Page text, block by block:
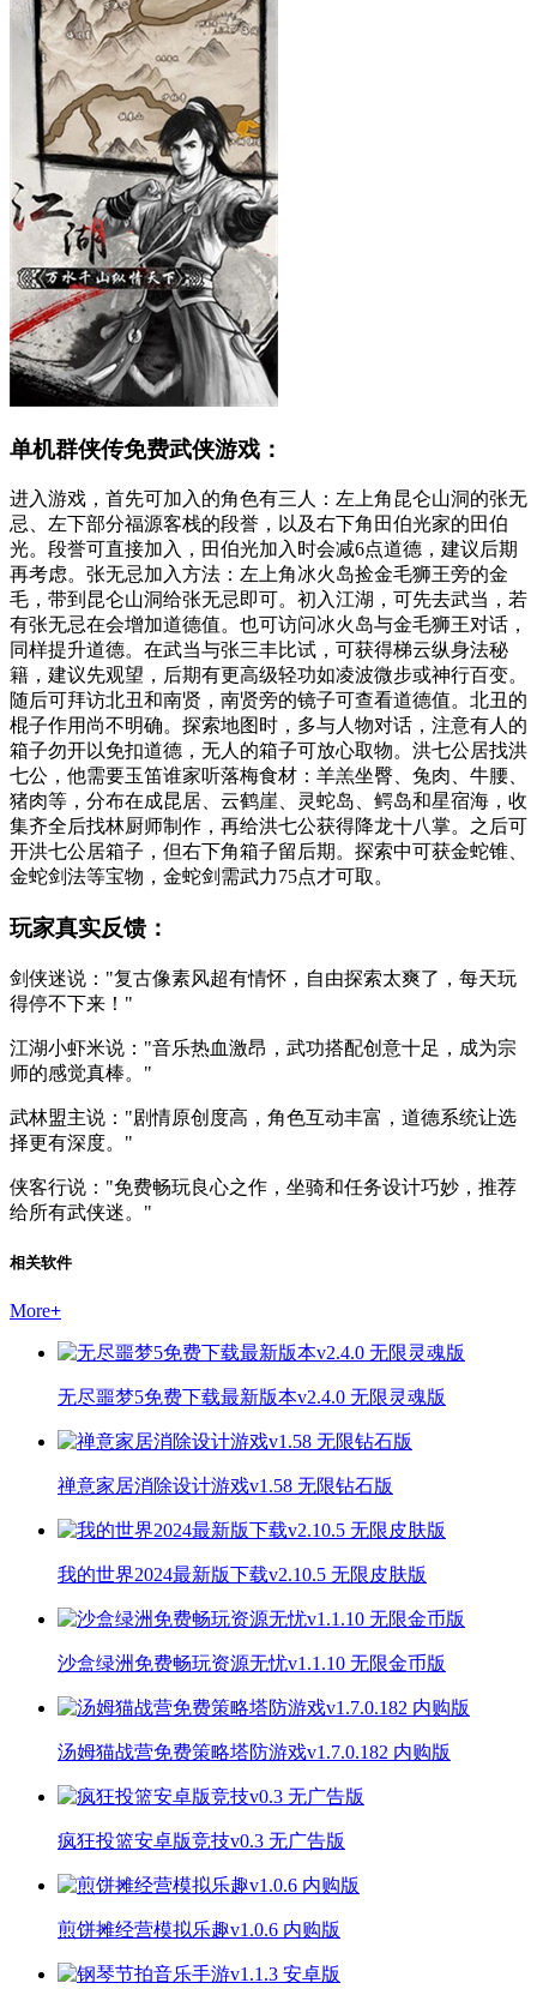
单机群侠传免费武侠游戏：
进入游戏，首先可加入的角色有三人：左上角昆仑山洞的张无
忌、左下部分福源客栈的段誉，以及右下角田伯光家的田伯
光。段誉可直接加入，田伯光加入时会减6点道德，建议后期
再考虑。张无忌加入方法：左上角冰火岛捡金毛狮王旁的金
毛，带到昆仑山洞给张无忌即可。初入江湖，可先去武当，若
有张无忌在会增加道德值。也可访问冰火岛与金毛狮王对话，
同样提升道德。在武当与张三丰比试，可获得梯云纵身法秘
籍，建议先观望，后期有更高级轻功如凌波微步或神行百变。
随后可拜访北丑和南贤，南贤旁的镜子可查看道德值。北丑的
棍子作用尚不明确。探索地图时，多与人物对话，注意有人的
箱子勿开以免扣道德，无人的箱子可放心取物。洪七公居找洪
七公，他需要玉笛谁家听落梅食材：羊羔坐臀、兔肉、牛腰、
猪肉等，分布在成昆居、云鹤崖、灵蛇岛、鳄岛和星宿海，收
集齐全后找林厨师制作，再给洪七公获得降龙十八掌。之后可
开洪七公居箱子，但右下角箱子留后期。探索中可获金蛇锥、
金蛇剑法等宝物，金蛇剑需武力75点才可取。
玩家真实反馈：
剑侠迷说："复古像素风超有情怀，自由探索太爽了，每天玩
得停不下来！"
江湖小虾米说："音乐热血激昂，武功搭配创意十足，成为宗
师的感觉真棒。"
武林盟主说："剧情原创度高，角色互动丰富，道德系统让选
择更有深度。"
侠客行说："免费畅玩良心之作，坐骑和任务设计巧妙，推荐
给所有武侠迷。"
相关软件
More+
无尽噩梦5免费下载最新版本v2.4.0 无限灵魂版
禅意家居消除设计游戏v1.58 无限钻石版
我的世界2024最新版下载v2.10.5 无限皮肤版
沙盒绿洲免费畅玩资源无忧v1.1.10 无限金币版
汤姆猫战营免费策略塔防游戏v1.7.0.182 内购版
疯狂投篮安卓版竞技v0.3 无广告版
煎饼摊经营模拟乐趣v1.0.6 内购版